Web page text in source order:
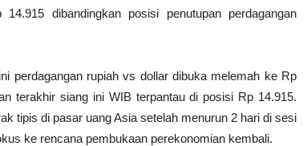
dibandingkan posisi penutupan perdagangan
perdagangan rupiah vs dollar dibuka melemah ke Rp
terakhir siang ini WIB terpantau di posisi Rp 14.915.
tipis di pasar uang Asia setelah menurun 2 hari di sesi
ke rencana pembukaan perekonomian kembali.